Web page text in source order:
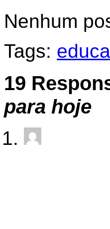
Nenhum
Tags:
19
para hoje